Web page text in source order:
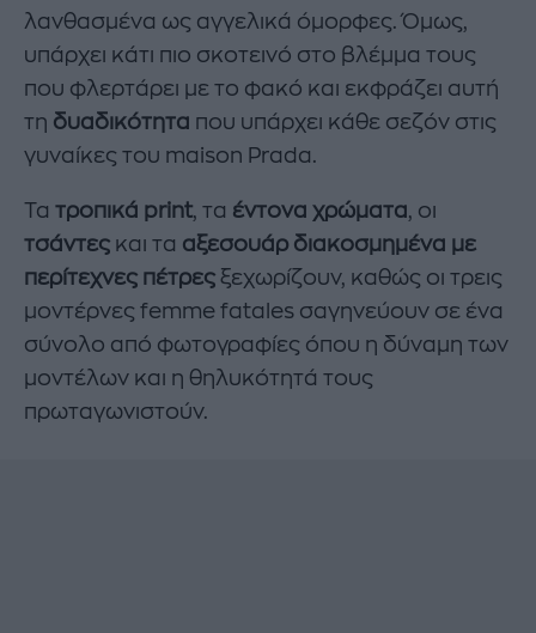
λανθασμένα ως αγγελικά όμορφες. Όμως,
υπάρχει κάτι πιο σκοτεινό στο βλέμμα τους
που φλερτάρει με το φακό και εκφράζει αυτή
τη δυαδικότητα που υπάρχει κάθε σεζόν στις
γυναίκες του maison Prada.
Τα τροπικά print , τα έντονα χρώματα , οι
τσάντες και τα αξεσουάρ διακοσμημένα με
περίτεχνες πέτρες ξεχωρίζουν, καθώς οι τρεις
μοντέρνες femme fatales σαγηνεύουν σε ένα
σύνολο από φωτογραφίες όπου η δύναμη των
μοντέλων και η θηλυκότητά τους
πρωταγωνιστούν.